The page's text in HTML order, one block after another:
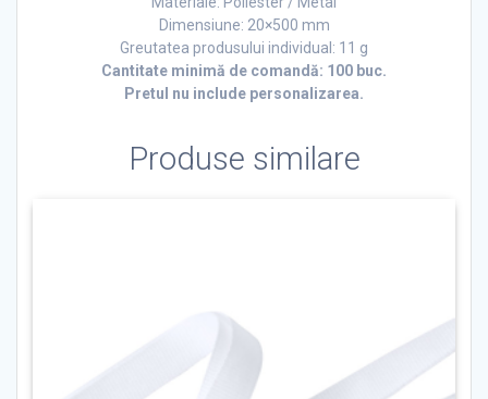
Dimensiune: 20×500 mm
Greutatea produsului individual: 11 g
Cantitate minimă de comandă: 100 buc.
Pretul nu include personalizarea.
Produse similare